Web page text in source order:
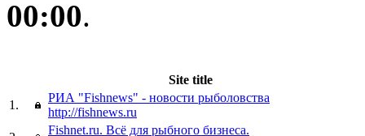
00:00.
Site title
1.
РИА "Fishnews" - новости рыболовства
http://fishnews.ru
Fishnet.ru. Всё для рыбного бизнеса.